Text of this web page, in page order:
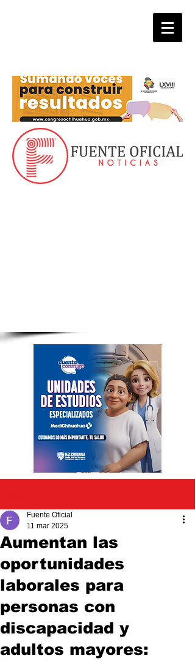
Aumentan las
oportunidades
laborales para
personas con
discapacidad y
adultos mayores:
Fuente Oficial
11 mar 2025